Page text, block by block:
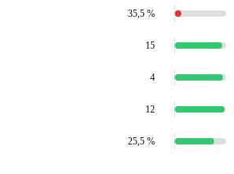
35,5 %
15
4
12
25,5 %